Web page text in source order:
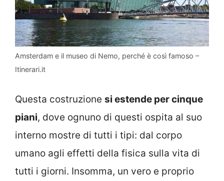
Amsterdam e il museo di Nemo, perché è così famoso –
Itinerari.it
Questa costruzione si estende per cinque
piani, dove ognuno di questi ospita al suo
interno mostre di tutti i tipi: dal corpo
umano agli effetti della fisica sulla vita di
tutti i giorni. Insomma, un vero e proprio